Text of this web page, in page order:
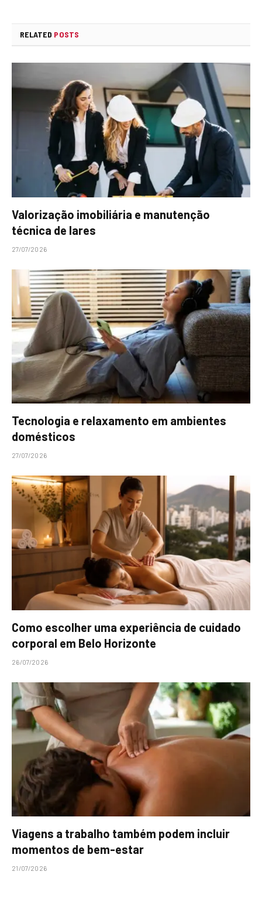
RELATED POSTS
Valorização imobiliária e manutenção
técnica de lares
27/07/2026
Tecnologia e relaxamento em ambientes
domésticos
27/07/2026
Como escolher uma experiência de cuidado
corporal em Belo Horizonte
26/07/2026
Viagens a trabalho também podem incluir
momentos de bem-estar
21/07/2026